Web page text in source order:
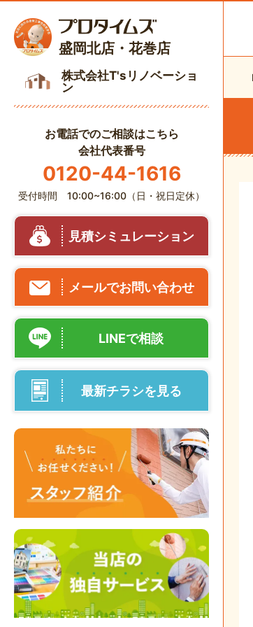
盛岡北店・花巻店
株式会社T'sリノベーショ
ン
お電話でのご相談はこちら
会社代表番号
0120-44-1616
受付時間 10:00~16:00（日・祝日定休）
見積シミュレーション
メールでお問い合わせ
LINEで相談
最新チラシを見る